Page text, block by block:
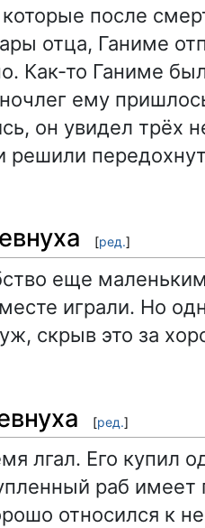
после
отца, Ганиме
Как-то Ганиме
ему
он увидел трёх
решили
[ред.]
еще
играли. Но
скрыв это за
[ред.]
лгал. Его купил
раб
относился к